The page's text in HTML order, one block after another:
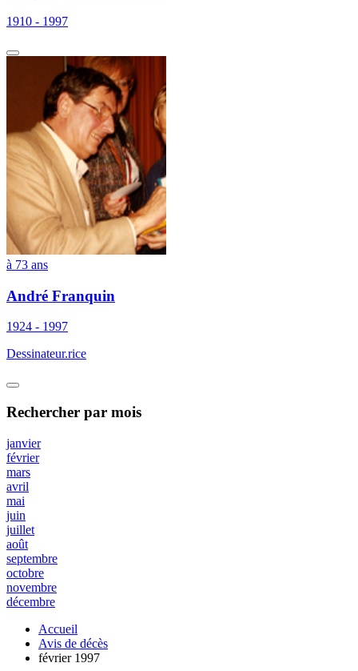
1910 - 1997
à 73 ans
André Franquin
1924 - 1997
Dessinateur.rice
Rechercher par mois
janvier
février
mars
avril
mai
juin
juillet
août
septembre
octobre
novembre
décembre
Accueil
Avis de décès
février 1997